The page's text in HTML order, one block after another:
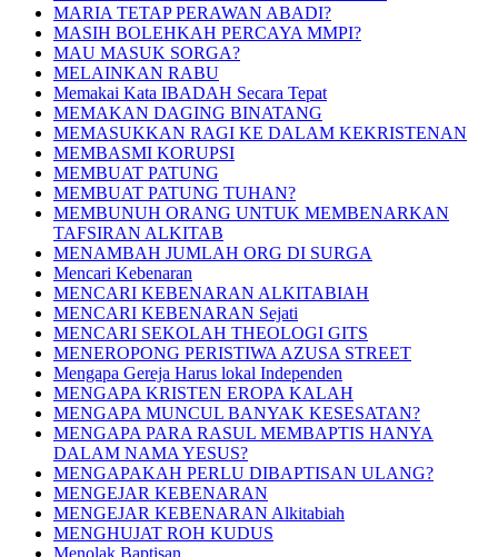
MARIA TETAP PERAWAN ABADI?
MASIH BOLEHKAH PERCAYA MMPI?
MAU MASUK SORGA?
MELAINKAN RABU
Memakai Kata IBADAH Secara Tepat
MEMAKAN DAGING BINATANG
MEMASUKKAN RAGI KE DALAM KEKRISTENAN
MEMBASMI KORUPSI
MEMBUAT PATUNG
MEMBUAT PATUNG TUHAN?
MEMBUNUH ORANG UNTUK MEMBENARKAN
TAFSIRAN ALKITAB
MENAMBAH JUMLAH ORG DI SURGA
Mencari Kebenaran
MENCARI KEBENARAN ALKITABIAH
MENCARI KEBENARAN Sejati
MENCARI SEKOLAH THEOLOGI GITS
MENEROPONG PERISTIWA AZUSA STREET
Mengapa Gereja Harus lokal Independen
MENGAPA KRISTEN EROPA KALAH
MENGAPA MUNCUL BANYAK KESESATAN?
MENGAPA PARA RASUL MEMBAPTIS HANYA
DALAM NAMA YESUS?
MENGAPAKAH PERLU DIBAPTISAN ULANG?
MENGEJAR KEBENARAN
MENGEJAR KEBENARAN Alkitabiah
MENGHUJAT ROH KUDUS
Menolak Baptisan